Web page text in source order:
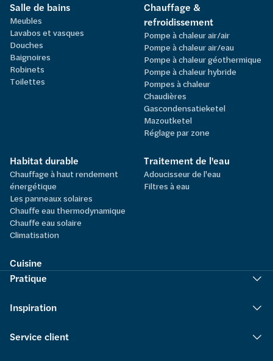
Salle de bains
Meubles
Lavabos et vasques
Douches
Baignoires
Robinets
Toilettes
Chauffage &
refroidissement
Pompe à chaleur air/air
Pompe à chaleur air/eau
Pompe à chaleur géothermique
Pompe à chaleur hybride
Pompes à chaleur
Chaudières
Gascondensatieketel
Mazoutketel
Réglage par zone
Habitat durable
Chauffage à haut rendement
énergétique
Les panneaux solaires
Chauffe eau thermodynamique
Chauffe eau solaire
Climatisation
Traitement de l'eau
Adoucisseur de l'eau
Filtres à eau
Cuisine
Pratique
Inspiration
Service client